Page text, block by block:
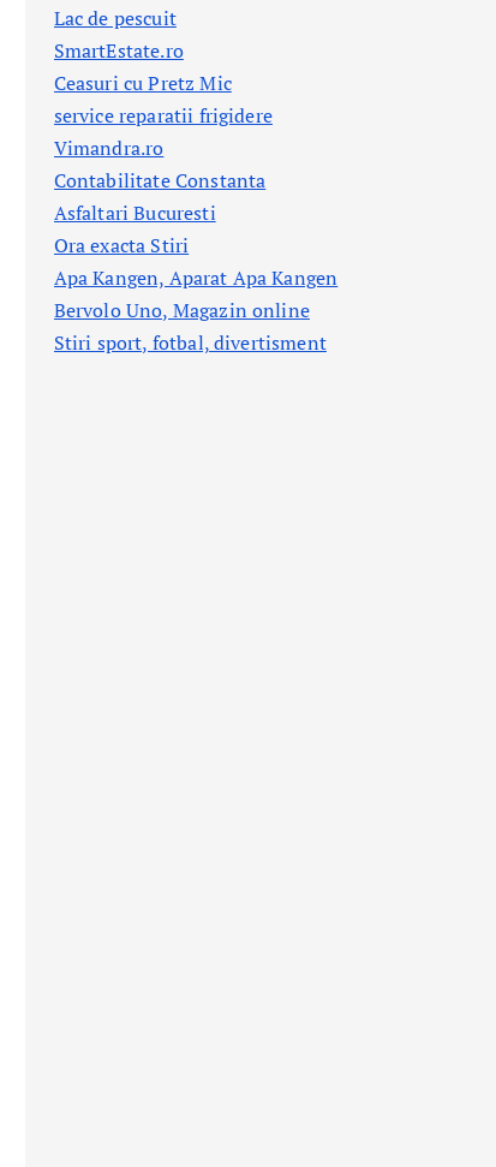
Lac de pescuit
SmartEstate.ro
Ceasuri cu Pretz Mic
service reparatii frigidere
Vimandra.ro
Contabilitate Constanta
Asfaltari Bucuresti
Ora exacta Stiri
Apa Kangen, Aparat Apa Kangen
Bervolo Uno, Magazin online
Stiri sport, fotbal,divertisment